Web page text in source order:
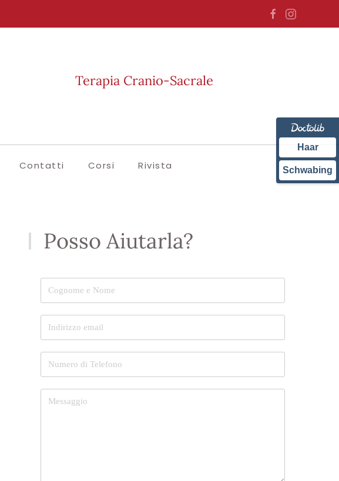
Terapia Cranio-Sacrale
Contatti Corsi Rivista
Posso Aiutarla?
Haar
Schwabing